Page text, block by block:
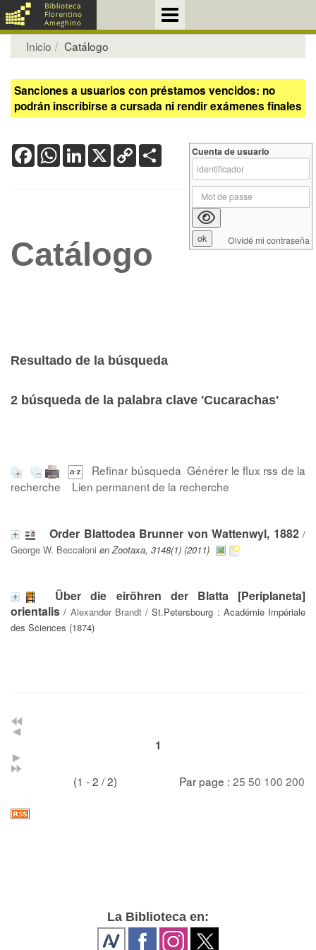
Inicio Catálogo
Sanciones a usuarios con préstamos vencidos: no
podrán inscribirse a cursada ni rendir exámenes finales
FacebookWhatsApp
LinkedIn
X Copy
Link
Catálogo
Resultado de la búsqueda
2 búsqueda de la palabra clave 'Cucarachas'
Refinar búsqueda Générer le flux rss de la
recherche
Lien permanent de la recherche
Order Blattodea Brunner von Wattenwyl, 1882/
George W. Beccaloni en Zootaxa, 3148(1) (2011)
Über die eiröhren der Blatta [Periplaneta]
orientalis / Alexander Brandt/ St.Petersbourg : Académie Impériale
des Sciences (1874)
1
(1 - 2 / 2) Par page : 25 50 100 200
Cuenta de usuario
Olvidé mi contraseña
La Biblioteca en: